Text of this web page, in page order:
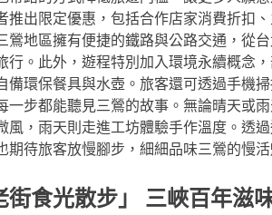
推出限定優惠，包括合作店家消費折扣
鶯地區擁有便捷的鐵路與公路交通，從
行。此外，遊程特別加入環境永續概念
備環保餐具與水壺。旅客還可透過手機
一步都能聽見三鶯的故事。無論晴天或
風，雨天則走進工坊體驗手作溫度。透
期待旅客放慢腳步，細細品味三鶯的慢活
街食光散步」 三峽百年滋